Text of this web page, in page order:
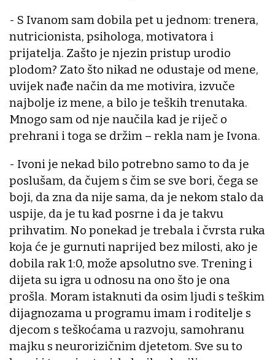
- S Ivanom sam dobila pet u jednom: trenera,
nutricionista, psihologa, motivatora i
prijatelja. Zašto je njezin pristup urodio
plodom? Zato što nikad ne odustaje od mene,
uvijek nađe način da me motivira, izvuče
najbolje iz mene, a bilo je teških trenutaka.
Mnogo sam od nje naučila kad je riječ o
prehrani i toga se držim – rekla nam je Ivona.
- Ivoni je nekad bilo potrebno samo to da je
poslušam, da čujem s čim se sve bori, čega se
boji, da zna da nije sama, da je nekom stalo da
uspije, da je tu kad posrne i da je takvu
prihvatim. No ponekad je trebala i čvrsta ruka
koja će je gurnuti naprijed bez milosti, ako je
dobila rak 1:0, može apsolutno sve. Trening i
dijeta su igra u odnosu na ono što je ona
prošla. Moram istaknuti da osim ljudi s teškim
dijagnozama u programu imam i roditelje s
djecom s teškoćama u razvoju, samohranu
majku s neurorizičnim djetetom. Sve su to